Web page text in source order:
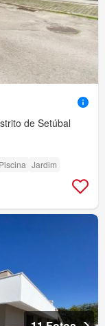
de Setúbal
Piscina Jardim